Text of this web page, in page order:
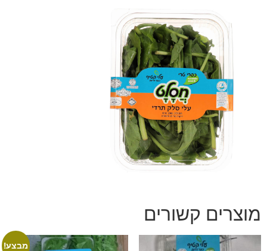
מוצרים קשורים
מבצע!